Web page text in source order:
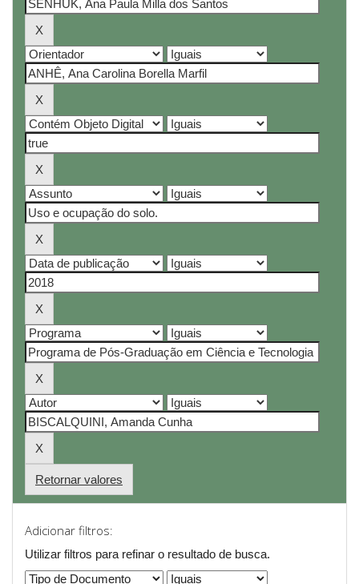
Retornar valores
Adicionar filtros:
Utilizar filtros para refinar o resultado de busca.